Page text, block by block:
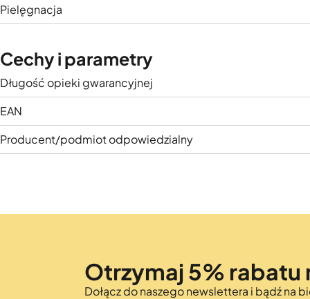
Pielęgnacja
Cechy i parametry
Długość opieki gwarancyjnej
EAN
Producent/podmiot odpowiedzialny
Otrzymaj 5% rabatu
Dołącz do naszego newslettera i bądź na